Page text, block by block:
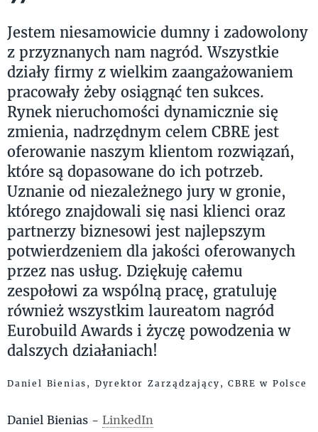
Jestem niesamowicie dumny i zadowolony
z przyznanych nam nagród. Wszystkie
działy firmy z wielkim zaangażowaniem
pracowały żeby osiągnąć ten sukces.
Rynek nieruchomości dynamicznie się
zmienia, nadrzędnym celem CBRE jest
oferowanie naszym klientom rozwiązań,
które są dopasowane do ich potrzeb.
Uznanie od niezależnego jury w gronie,
którego znajdowali się nasi klienci oraz
partnerzy biznesowi jest najlepszym
potwierdzeniem dla jakości oferowanych
przez nas usług. Dziękuję całemu
zespołowi za wspólną pracę, gratuluję
również wszystkim laureatom nagród
Eurobuild Awards i życzę powodzenia w
dalszych działaniach!
Daniel Bienias, Dyrektor Zarządzający, CBRE w Polsce
Daniel Bienias - LinkedIn